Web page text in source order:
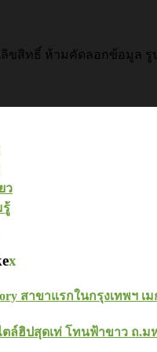
นลิขสิทธิ์ ห้ามคัดลอกข้อมูล
ว
รู้
x
สาขาแรกในกรุงเทพฯ เ
ตล์ฮิปสุดเท่ โทนฟ้าขาว ถ.